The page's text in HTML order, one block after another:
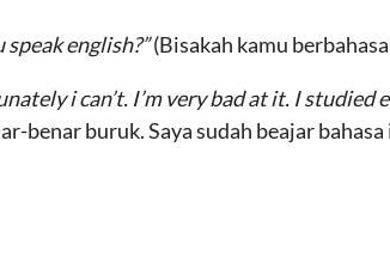
speak english?”(Bisakah kamu
i can’t. I’m very bad at it. I
benar buruk. Saya sudah beajar